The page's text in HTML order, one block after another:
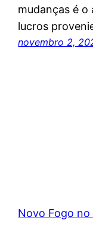
mudanças é
lucros
novembro 2,
Novo Fogo no